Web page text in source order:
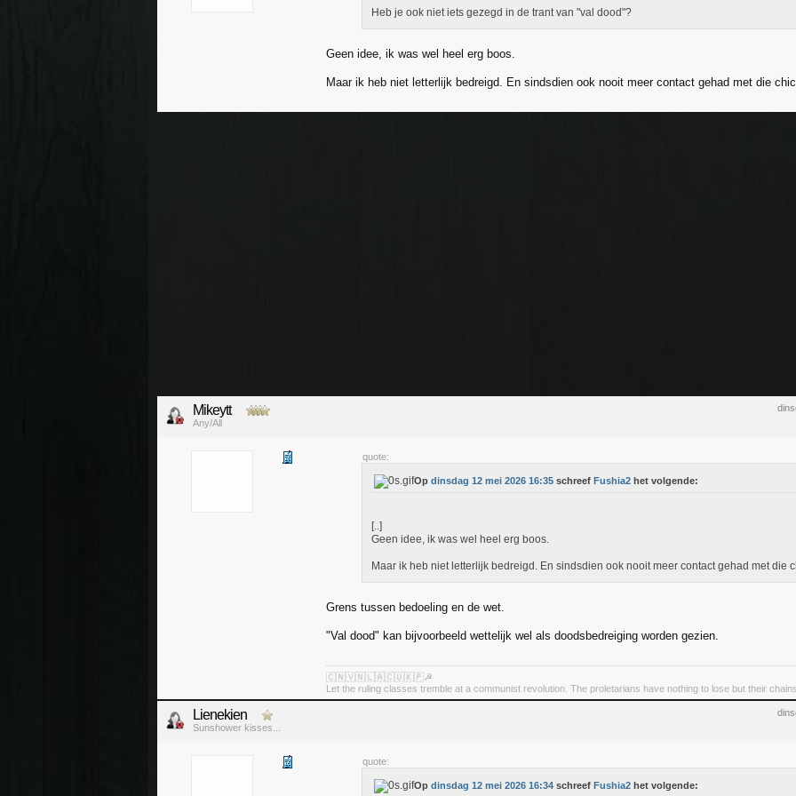
Heb je ook niet iets gezegd in de trant van "val dood"?
Geen idee, ik was wel heel erg boos.
Maar ik heb niet letterlijk bedreigd. En sindsdien ook nooit meer contact gehad met die
Mikeytt
Any/All
quote:
Op dinsdag 12 mei 2026 16:35 schreef Fushia2 het volgende:
[..]
Geen idee, ik was wel heel erg boos.
Maar ik heb niet letterlijk bedreigd. En sindsdien ook nooit meer contact gehad met die
Grens tussen bedoeling en de wet.
"Val dood" kan bijvoorbeeld wettelijk wel als doodsbedreiging worden gezien.
🇨🇳🇻🇳🇱🇦🇨🇺🇰🇵☭
Let the ruling classes tremble at a communist revolution. The proletarians have nothing to lose but their
Lienekien
Sunshower kisses...
quote:
Op dinsdag 12 mei 2026 16:34 schreef Fushia2 het volgende: